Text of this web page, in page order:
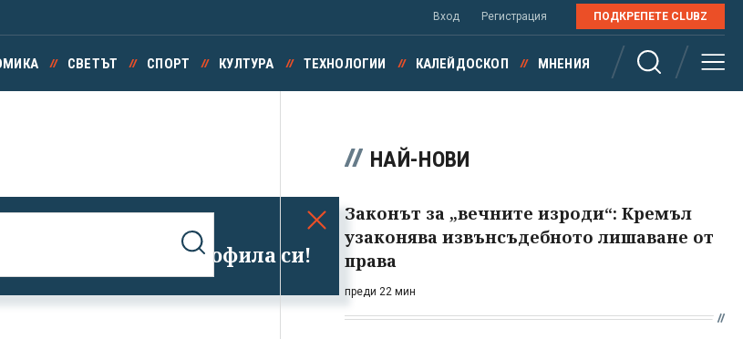
излязохте от профила си!
Вход Регистрация ПОДКРЕПЕТЕ CLUBZ
СВЕТЪТ СПОРТ КУЛТУРА ТЕХНОЛОГИИ КАЛЕЙДОСКОП МНЕНИЯ
НАЙ-НОВИ
Законът за „вечните изроди“: Кремъл
узаконява извънсъдебното лишаване от
права
преди 22 мин